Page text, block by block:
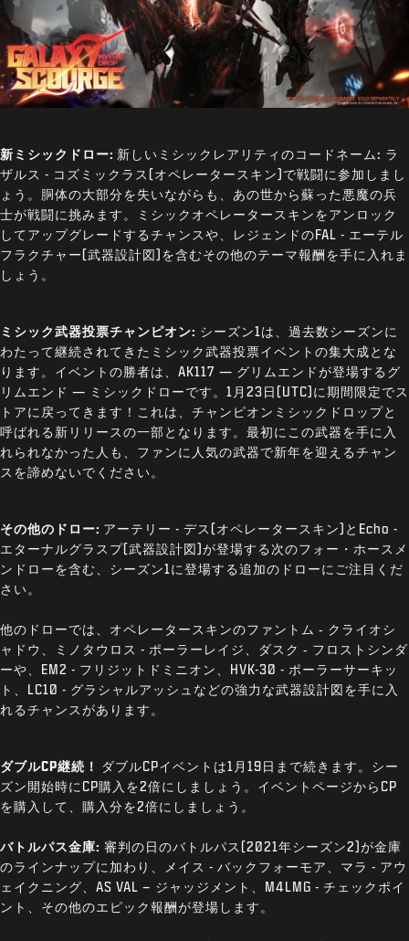
新ミシックドロー: 新しいミシックレアリティのコードネーム: ラ
ザルス - コズミックラス(オペレータースキン)で戦闘に参加しまし
ょう。胴体の大部分を失いながらも、あの世から蘇った悪魔の兵
士が戦闘に挑みます。ミシックオペレータースキンをアンロック
してアップグレードするチャンスや、レジェンドのFAL - エーテル
フラクチャー(武器設計図)を含むその他のテーマ報酬を手に入れま
しょう。
ミシック武器投票チャンピオン: シーズン1は、過去数シーズンに
わたって継続されてきたミシック武器投票イベントの集大成とな
ります。イベントの勝者は、AK117 — グリムエンドが登場するグ
リムエンド — ミシックドローです。1月23日(UTC)に期間限定でス
トアに戻ってきます！これは、チャンピオンミシックドロップと
呼ばれる新リリースの一部となります。最初にこの武器を手に入
れられなかった人も、ファンに人気の武器で新年を迎えるチャン
スを諦めないでください。
その他のドロー: アーテリー - デス(オペレータースキン)とEcho -
エターナルグラスプ(武器設計図)が登場する次のフォー・ホースメ
ンドローを含む、シーズン1に登場する追加のドローにご注目くだ
さい。
他のドローでは、オペレータースキンのファントム ‐ クライオシ
ャドウ、ミノタウロス - ポーラーレイジ、ダスク ‐ フロストシンダ
ーや、EM2 - フリジットドミニオン、HVK-30 - ポーラーサーキッ
ト、LC10 - グラシャルアッシュなどの強力な武器設計図を手に入
れるチャンスがあります。
ダブルCP継続！
ダブルCPイベントは1月19日まで続きます。シー
ズン開始時にCP購入を2倍にしましょう。イベントページからCP
を購入して、購入分を2倍にしましょう。
バトルパス金庫: 審判の日のバトルパス(2021年シーズン2)が金庫
のラインナップに加わり、メイス - バックフォーモア、マラ - アウ
ェイクニング、AS VAL – ジャッジメント、M4LMG - チェックポイ
ント、その他のエピック報酬が登場します。